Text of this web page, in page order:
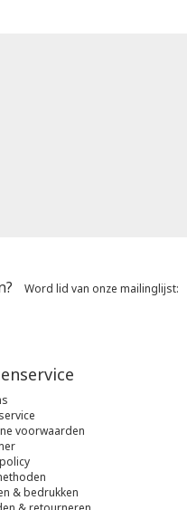
Word lid van onze mailinglijst:
voorwaarden
& bedrukken